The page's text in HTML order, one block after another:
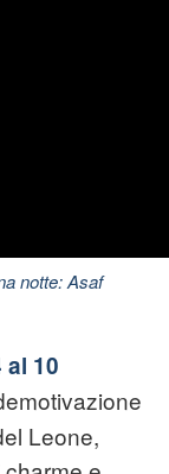
notte: Asaf
10
Leone,